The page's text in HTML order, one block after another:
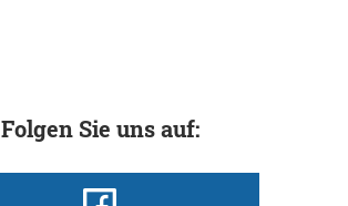
Folgen Sie uns auf: